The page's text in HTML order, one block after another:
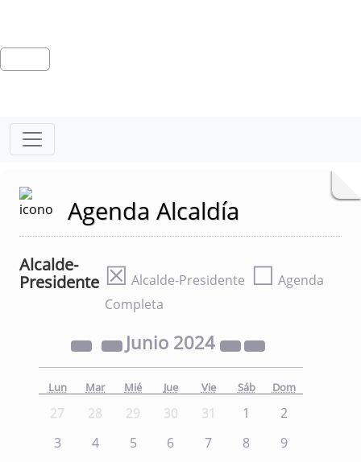
Agenda Alcaldía
Alcalde-
Presidente ☒ Alcalde-Presidente ☐ Agenda
Completa
Junio 2024
Lun Mar Mié Jue Vie Sáb Dom
27 28 29 30 31 1
2
3
4 5 6 7 8
9